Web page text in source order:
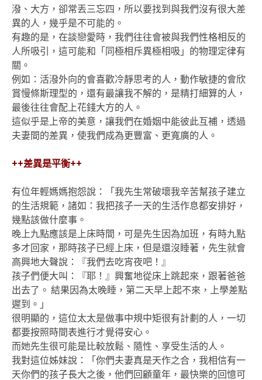
潑、大方，卻常丟三忘四，所以要找到與我們沒有很大差
異的人，幾乎是不可能的。
有趣的是，在談戀愛時，我們往往會被與我們性格相反的
人所吸引，這可能和「同極相斥異極相吸」的物理定律有
關。
例如：活潑外向的會喜歡冷靜思考的人，動作敏捷的會欣
賞慢條斯理型的，還有最讓我不解的，是精打細算的人，
最後往往會配上花錢大方的人。
這似乎是上帝的美意，讓我們在婚姻中能彼此互補，透過
夫妻間的差異，使我們成為更豐富、更寬廣的人。
++差異是平衡++
有位年輕媽媽抱怨說：「我先生常破壞我辛苦幫孩子建立
的生活規範，諸如：我把孩子一天的生活作息都安排好，
幾點該做什麼事。
晚上九點應該是上床時間，可是先生因為加班，有時九點
多才回家，那時孩子已經上床，但是還沒睡著，先生就會
高興地大聲說：『我們去吃宵夜吧！』
孩子們便大叫：『耶！』興奮地從床上跳起來，跟著爸爸
出去了。 結果因為太晚睡，第二天早上起不來，上學差點
遲到。」
很明顯的，這位太太是做事中規中矩很有計劃的人，一切
都要按照時間表進行才覺得安心。
而她先生很可能是比較放鬆、隨性、享受生活的人。
我對這位姊妹說：「你們夫妻真是天作之合，我相信有一
天你們的孩子長大之後，他們回顧童年，最快樂的回憶可